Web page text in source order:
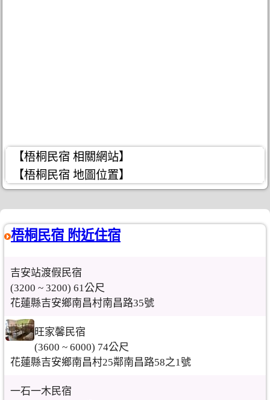
【梧桐民宿 相關網站】
【梧桐民宿 地圖位置】
梧桐民宿 附近住宿
吉安站渡假民宿
(3200 ~ 3200) 61公尺
花蓮縣吉安鄉南昌村南昌路35號
旺家馨民宿
(3600 ~ 6000) 74公尺
花蓮縣吉安鄉南昌村25鄰南昌路58之1號
一石一木民宿